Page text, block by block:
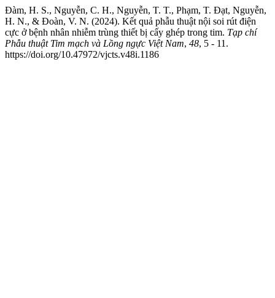
Đàm, H. S., Nguyễn, C. H., Nguyễn, T. T., Phạm, T. Đạt, Nguyễn,
H. N., & Đoàn, V. N. (2024). Kết quả phẫu thuật nội soi rút điện
cực ở bệnh nhân nhiễm trùng thiết bị cấy ghép trong tim. Tạp chí
Phẫu thuật Tim mạch và Lồng ngực Việt Nam, 48, 5 - 11.
https://doi.org/10.47972/vjcts.v48i.1186